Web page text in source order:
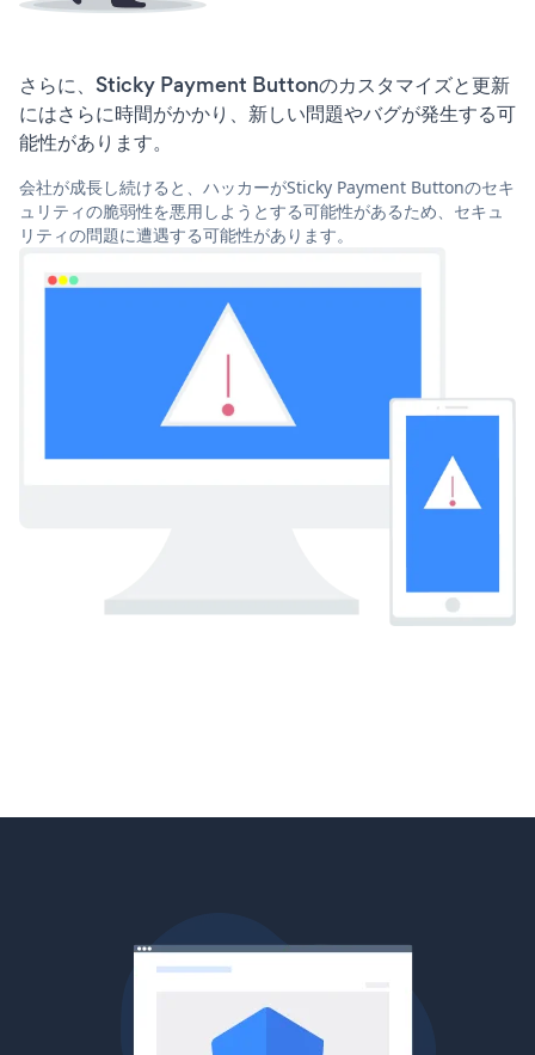
さらに、Sticky Payment Buttonのカスタマイズと更新
にはさらに時間がかかり、新しい問題やバグが発生する可
能性があります。
会社が成長し続けると、ハッカーがSticky Payment Buttonのセキ
ュリティの脆弱性を悪用しようとする可能性があるため、セキュ
リティの問題に遭遇する可能性があります。